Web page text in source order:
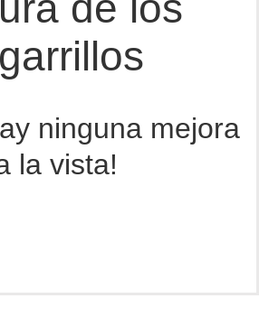
ninguna mejora
la vista!